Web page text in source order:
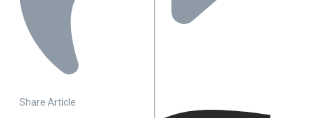
Share Article